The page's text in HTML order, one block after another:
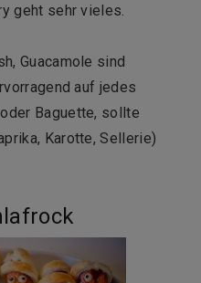
geht sehr vieles.
Guacamole sind
auf jedes
Baguette, sollte
Karotte, Sellerie)